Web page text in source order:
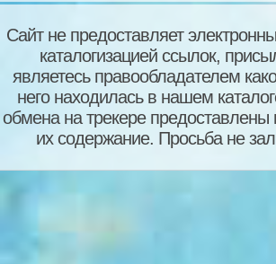
Сайт не предоставляет
каталогизацией ссылок,
являетесь правообладателем
него находилась в нашем
обмена на трекере предоставлены
их содержание. Просьба не